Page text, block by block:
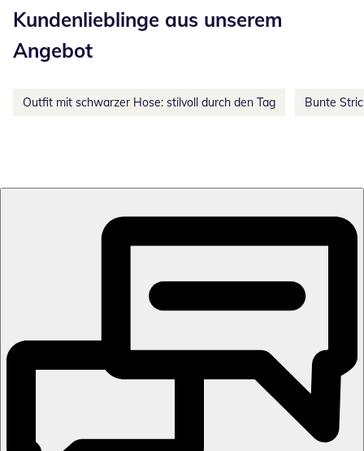
Kundenlieblinge aus unserem
Angebot
Outfit mit schwarzer Hose: stilvoll durch den Tag Bunte